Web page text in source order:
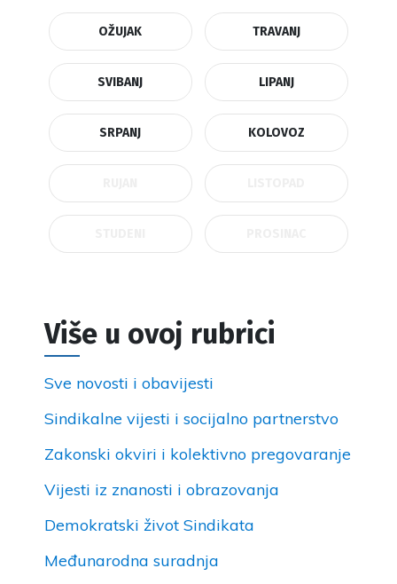
OŽUJAK TRAVANJ
SVIBANJ LIPANJ
SRPANJ KOLOVOZ
Više u ovoj rubrici
Sve novosti i obavijesti
Sindikalne vijesti i socijalno partnerstvo
Zakonski okviri i kolektivno pregovaranje
Vijesti iz znanosti i obrazovanja
Demokratski život Sindikata
Međunarodna suradnja